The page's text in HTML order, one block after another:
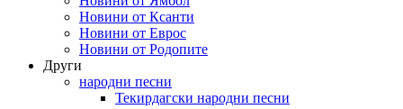
Новини от Ксанти
Новини от Еврос
Новини от Родопите
Други
народни песни
Текирдагски народни песни